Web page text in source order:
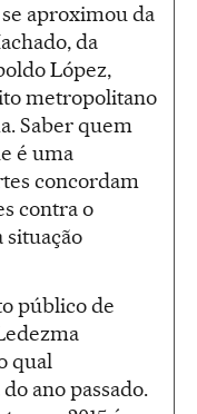
aproximou da
da
López,
metropolitano
Saber quem
é uma
concordam
contra o
situação
público de
qual
ano passado.